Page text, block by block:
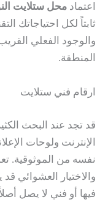
اعتماد محل ستلايت
ثابتاً لكل احتياجاتك
والوجود الفعلي
المنطقة.
ارقام فني ستلايت
قد تجد عند البحث
الإنترنت ولوحات
نفسه من الموثوقية.
والاختيار العشوائي
فيها أو فني لا يصل